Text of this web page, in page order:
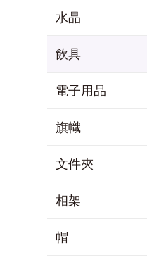
水晶
飲具
電子用品
旗幟
文件夾
相架
帽